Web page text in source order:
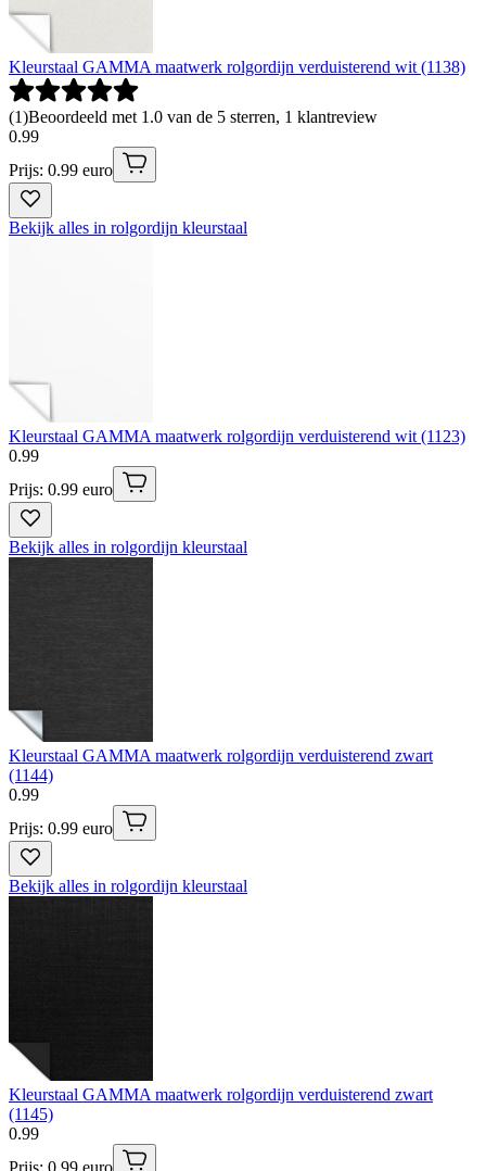
Kleurstaal GAMMA maatwerk rolgordijn verduisterend wit (1138)
(1)Beoordeeld met 1.0 van de 5 sterren, 1 klantreview
0.99
Prijs: 0.99 euro
Bekijk alles in rolgordijn kleurstaal
Kleurstaal GAMMA maatwerk rolgordijn verduisterend wit (1123)
0.99
Prijs: 0.99 euro
Bekijk alles in rolgordijn kleurstaal
Kleurstaal GAMMA maatwerk rolgordijn verduisterend zwart
(1144)
0.99
Prijs: 0.99 euro
Bekijk alles in rolgordijn kleurstaal
Kleurstaal GAMMA maatwerk rolgordijn verduisterend zwart
(1145)
0.99